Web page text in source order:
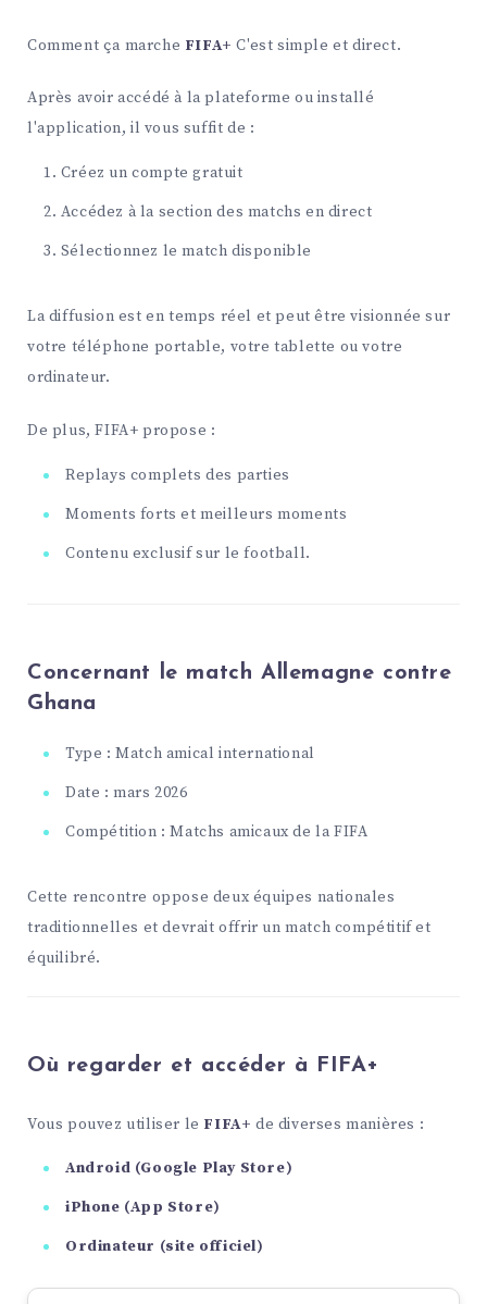
Comment ça marche FIFA+ C'est simple et direct.
Après avoir accédé à la plateforme ou installé
l'application, il vous suffit de :
Créez un compte gratuit
Accédez à la section des matchs en direct
Sélectionnez le match disponible
La diffusion est en temps réel et peut être visionnée sur
votre téléphone portable, votre tablette ou votre
ordinateur.
De plus, FIFA+ propose :
Replays complets des parties
Moments forts et meilleurs moments
Contenu exclusif sur le football.
Concernant le match Allemagne contre
Ghana
Type : Match amical international
Date : mars 2026
Compétition : Matchs amicaux de la FIFA
Cette rencontre oppose deux équipes nationales
traditionnelles et devrait offrir un match compétitif et
équilibré.
Où regarder et accéder à FIFA+
Vous pouvez utiliser le FIFA+ de diverses manières :
Android (Google Play Store)
iPhone (App Store)
Ordinateur (site officiel)